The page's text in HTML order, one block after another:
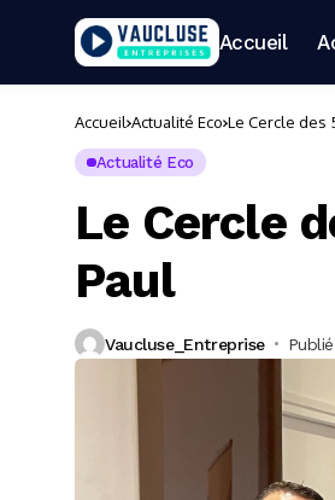
Accueil
Accueil Actualité Eco Le Cercle des
Actualité Eco
Le Cercle
Paul
Vaucluse_Entreprise